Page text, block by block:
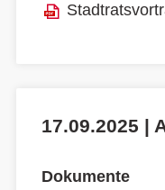
17.09.2025 |
Dokumente